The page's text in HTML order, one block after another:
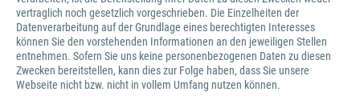
vertraglich noch gesetzlich vorgeschrieben. Die Einzelheiten der
Datenverarbeitung auf der Grundlage eines berechtigten Interesses
können Sie den vorstehenden Informationen an den jeweiligen Stellen
entnehmen. Sofern Sie uns keine personenbezogenen Daten zu diesen
Zwecken bereitstellen, kann dies zur Folge haben, dass Sie unsere
Webseite nicht bzw. nicht in vollem Umfang nutzen können.